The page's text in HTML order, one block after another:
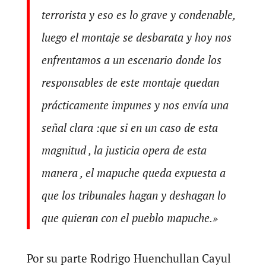
terrorista y eso es lo grave y condenable,
luego el montaje se desbarata y hoy nos
enfrentamos a un escenario donde los
responsables de este montaje quedan
prácticamente impunes y nos envía una
señal clara :que si en un caso de esta
magnitud , la justicia opera de esta
manera , el mapuche queda expuesta a
que los tribunales hagan y deshagan lo
que quieran con el pueblo mapuche.»
Por su parte Rodrigo Huenchullan Cayul